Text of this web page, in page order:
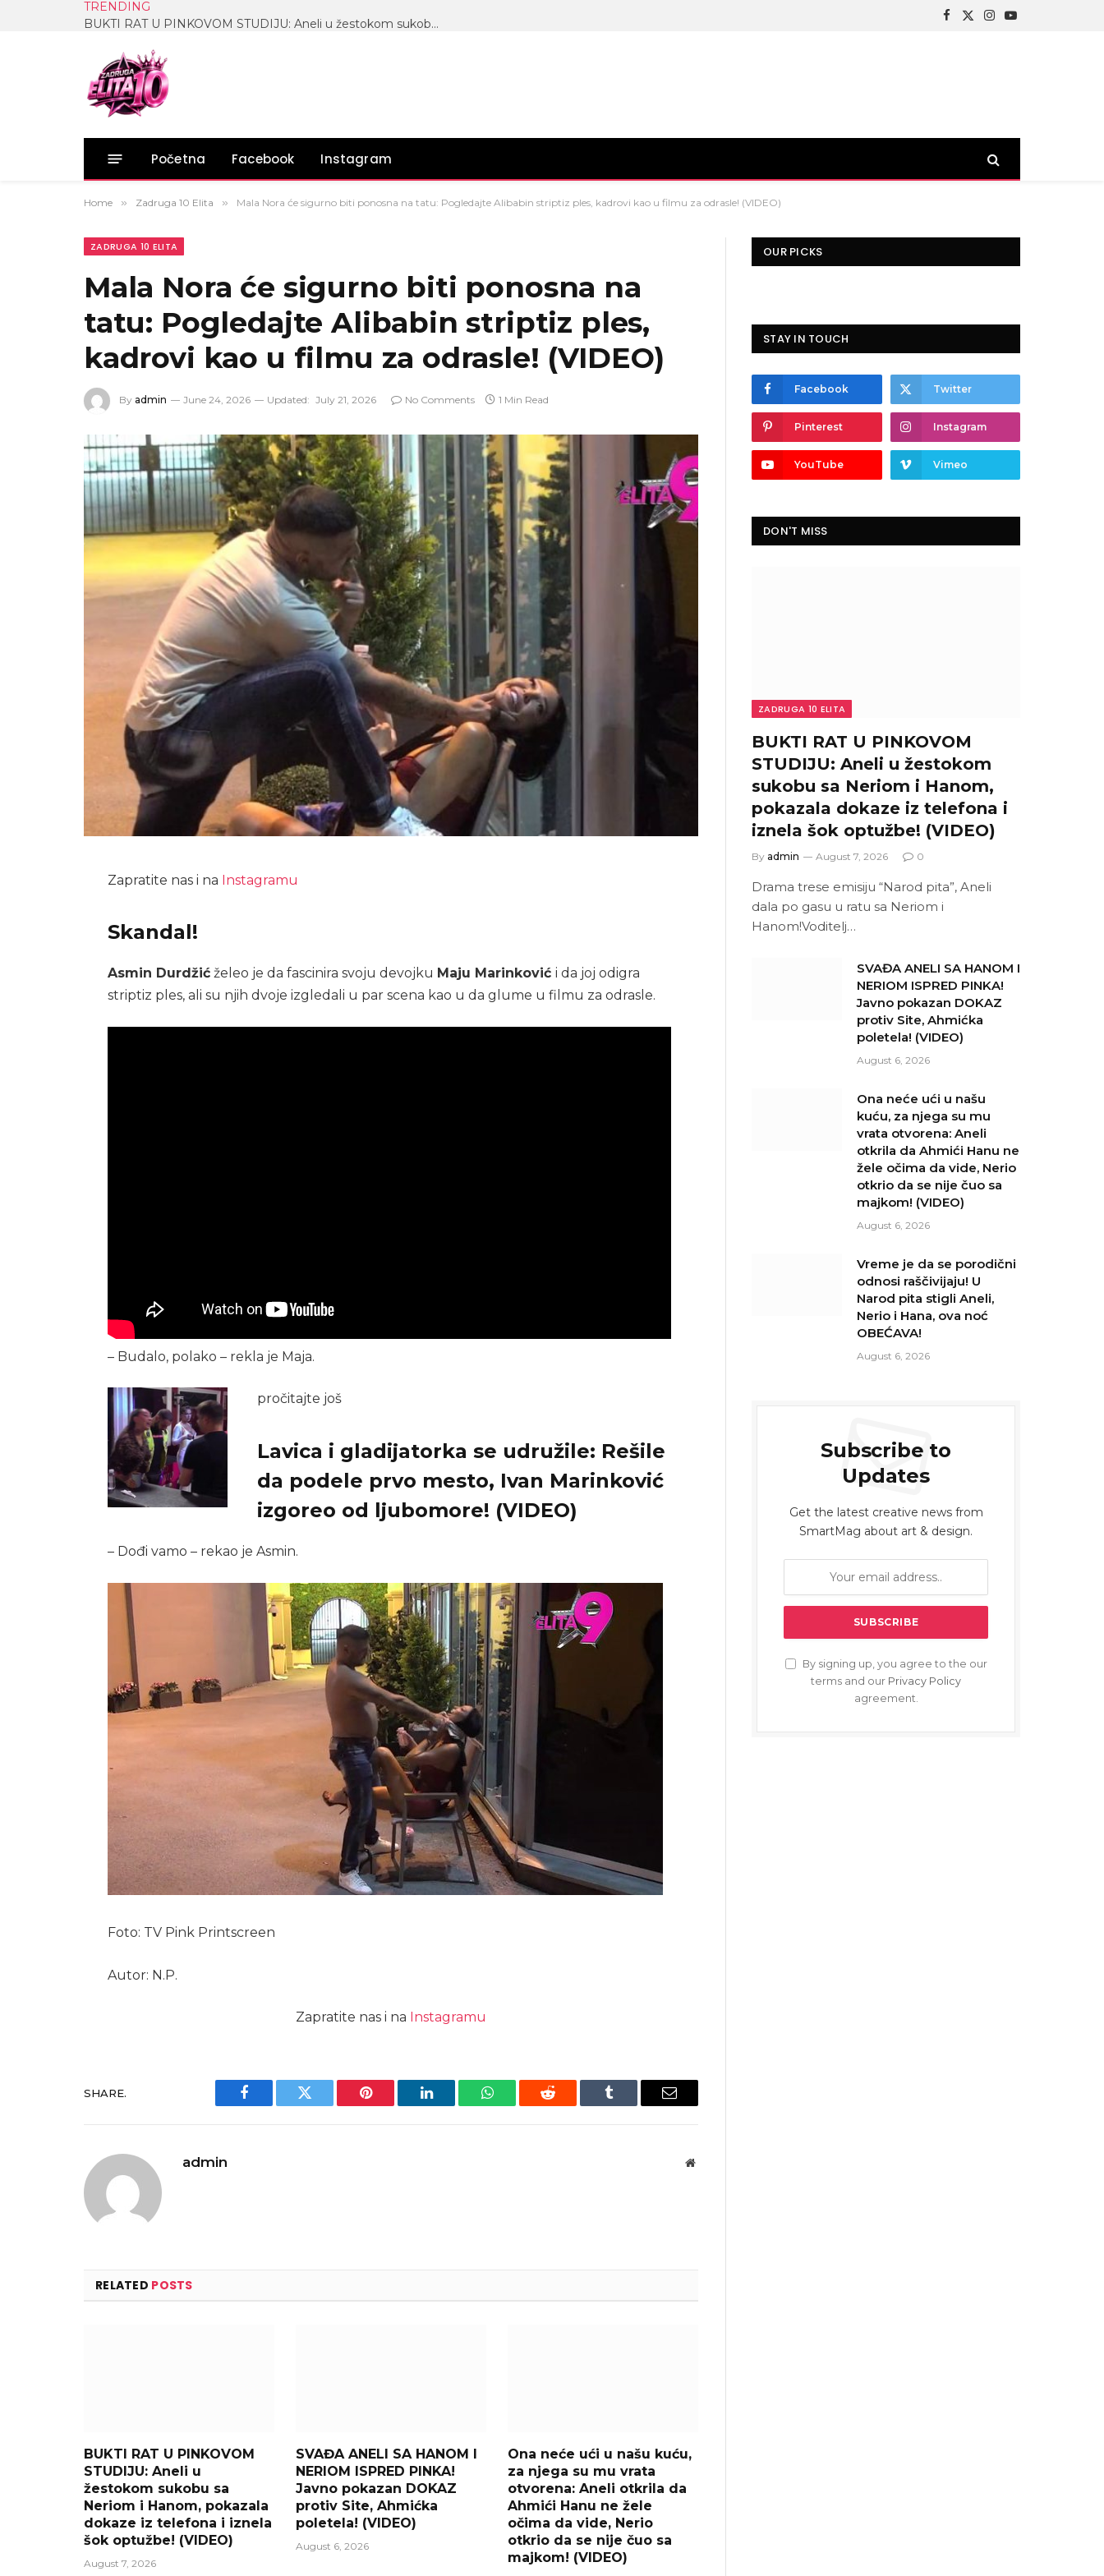
TRENDING
BUKTI RAT U PINKOVOM STUDIJU: Aneli u žestokom sukobu sa Neriom i Hanom, pokazala dokaze iz telefona i iznela šok optužbe! (VIDEO)
Facebook
X
Instagram
YouTube
Početna Facebook Instagram
Home » Zadruga 10 Elita » Mala Nora će sigurno biti ponosna na tatu: Pogledajte Alibabin striptiz ples, kadrovi kao u filmu za odrasle! (VIDEO)
ZADRUGA 10 ELITA
Mala Nora će sigurno biti ponosna na
tatu: Pogledajte Alibabin striptiz ples,
kadrovi kao u filmu za odrasle! (VIDEO)
By admin June 24, 2026 Updated: July 21, 2026 No Comments 1 Min Read
Zapratite nas i na Instagramu
Skandal!
Asmin Durdžić želeo je da fascinira svoju devojku Maju Marinkovići da joj odigra
striptiz ples, ali su njih dvoje izgledali u par scena kao u da glume u filmu za odrasle.
– Budalo, polako – rekla je Maja.
pročitajte još
Lavica i gladijatorka se udružile: Rešile
da podele prvo mesto, Ivan Marinković
izgoreo od ljubomore! (VIDEO)
– Dođi vamo – rekao je Asmin.
Foto: TV Pink Printscreen
Autor: N.P.
Zapratite nas i na Instagramu
SHARE.
Facebook Twitter Pinterest LinkedIn WhatsAppReddit Tumblr Email
admin Website
RELATED POSTS
BUKTI RAT U PINKOVOM
STUDIJU: Aneli u
žestokom sukobu sa
Neriom i Hanom, pokazala
dokaze iz telefona i iznela
šok optužbe! (VIDEO)
August 7, 2026
SVAĐA ANELI SA HANOM I
NERIOM ISPRED PINKA!
Javno pokazan DOKAZ
protiv Site, Ahmićka
poletela! (VIDEO)
August 6, 2026
Ona neće ući u našu kuću,
za njega su mu vrata
otvorena: Aneli otkrila da
Ahmići Hanu ne žele
očima da vide, Nerio
otkrio da se nije čuo sa
majkom! (VIDEO)
OUR PICKS
STAY IN TOUCH
Facebook Twitter
Pinterest Instagram
YouTube Vimeo
DON'T MISS
ZADRUGA 10 ELITA
BUKTI RAT U PINKOVOM
STUDIJU: Aneli u žestokom
sukobu sa Neriom i Hanom,
pokazala dokaze iz telefona i
iznela šok optužbe! (VIDEO)
By admin August 7, 2026 0
Drama trese emisiju “Narod pita”, Aneli
dala po gasu u ratu sa Neriom i
Hanom!Voditelj…
SVAĐA ANELI SA HANOM I
NERIOM ISPRED PINKA!
Javno pokazan DOKAZ
protiv Site, Ahmićka
poletela! (VIDEO)
August 6, 2026
Ona neće ući u našu
kuću, za njega su mu
vrata otvorena: Aneli
otkrila da Ahmići Hanu ne
žele očima da vide, Nerio
otkrio da se nije čuo sa
majkom! (VIDEO)
August 6, 2026
Vreme je da se porodični
odnosi raščivijaju! U
Narod pita stigli Aneli,
Nerio i Hana, ova noć
OBEĆAVA!
August 6, 2026
Subscribe to
Updates
Get the latest creative news from
SmartMag about art & design.
By signing up, you agree to the our
terms and our Privacy Policy
agreement.